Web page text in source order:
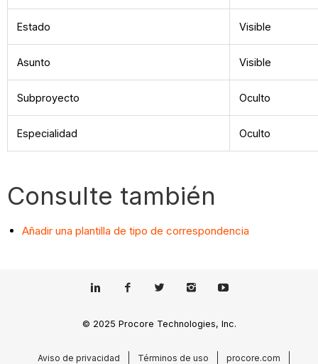
Estado Visible
Asunto Visible
Subproyecto Oculto
Especialidad Oculto
Consulte también
Añadir una plantilla de tipo de correspondencia
© 2025 Procore Technologies, Inc.
Aviso de privacidad Términos de uso
procore.com